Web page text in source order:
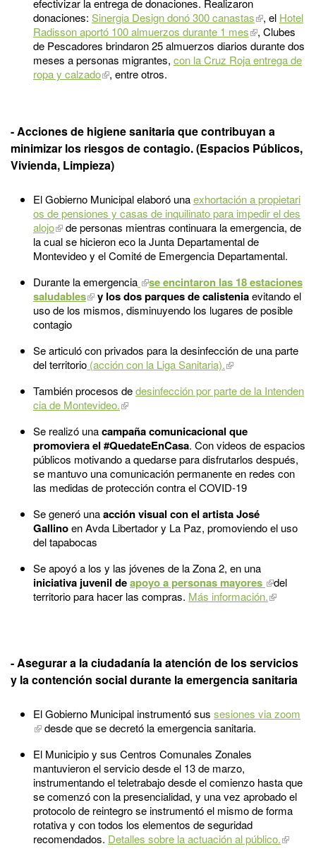
donaciones: Sinergia Design donó 300 canastas , el Hotel
Radisson aportó 100 almuerzos durante 1 mes
, Clubes
de Pescadores brindaron 25 almuerzos diarios durante dos
meses a personas migrantes, con la Cruz Roja entrega de
ropa y calzado
, entre otros.
- Acciones de higiene sanitaria que contribuyan a
minimizar los riesgos de contagio. (Espacios Públicos,
Vivienda, Limpieza)
El Gobierno Municipal elaboró unaexhortación a propietari
os de pensiones y casas de inquilinato para impedir el des
alojo
de personas mientras continuara la emergencia, de
la cual se hicieron eco la Junta Departamental de
Montevideo y el Comité de Emergencia Departamental.
Durante la emergencia
se encintaron las 18 estaciones
saludables
y los dos parques de calisteniaevitando el
uso de los mismos, disminuyendo los lugares de posible
contagio
Se articuló con privados para la desinfección de una parte
del territorio (acción con la Liga Sanitaria).
También procesos dedesinfección por parte de la Intenden
cia de Montevideo.
Se realizó unacampaña comunicacional que
promoviera el #QuedateEnCasa. Con videos de espacios
públicos motivando a quedarse para disfrutarlos después,
se mantuvo una comunicación permanente en redes con
las medidas de protección contra el COVID-19
Se generó unaacción visual con el artista José
Gallinoen Avda Libertador y La Paz, promoviendo el uso
del tapabocas
Se apoyó a los y las jóvenes de la Zona 2, en una
iniciativa juvenil deapoyo a personas mayores
del
territorio para hacer las compras. Más información.
- Asegurar a la ciudadanía la atención de los servicios
y la contención social durante la emergencia sanitaria
El Gobierno Municipal instrumentó sus sesiones via zoom
desde que se decretó la emergencia sanitaria.
El Municipio y sus Centros Comunales Zonales
mantuvieron el servicio desde el 13 de marzo,
instrumentando el teletrabajo desde el comienzo hasta que
se comenzó con la presencialidad, y una vez aprobado el
protocolo de reintegro se instrumentó el mismo de forma
rotativa y con todos los elementos de seguridad
recomendados. Detalles sobre la actuación al público.